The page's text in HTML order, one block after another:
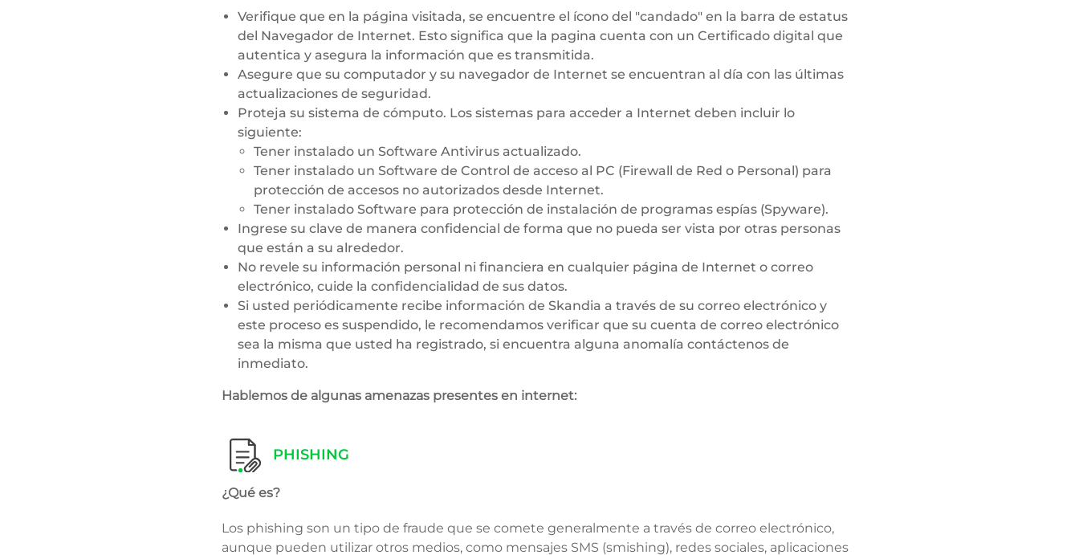
Verifique que en la página visitada, se encuentre el ícono del "candado" en la barra de estatus
del Navegador de Internet. Esto significa que la pagina cuenta con un Certificado digital que
autentica y asegura la información que es transmitida.
Asegure que su computador y su navegador de Internet se encuentran al día con las últimas
actualizaciones de seguridad.
Proteja su sistema de cómputo. Los sistemas para acceder a Internet deben incluir lo
siguiente:
Tener instalado un Software Antivirus actualizado.
Tener instalado un Software de Control de acceso al PC (Firewall de Red o Personal) para
protección de accesos no autorizados desde Internet.
Tener instalado Software para protección de instalación de programas espías (Spyware).
Ingrese su clave de manera confidencial de forma que no pueda ser vista por otras personas
que están a su alrededor.
No revele su información personal ni financiera en cualquier página de Internet o correo
electrónico, cuide la confidencialidad de sus datos.
Si usted periódicamente recibe información de Skandia a través de su correo electrónico y
este proceso es suspendido, le recomendamos verificar que su cuenta de correo electrónico
sea la misma que usted ha registrado, si encuentra alguna anomalía contáctenos de
inmediato.
Hablemos de algunas amenazas presentes en internet:
PHISHING
¿Qué es?
Los phishing son un tipo de fraude que se comete generalmente a través de correo electrónico,
aunque pueden utilizar otros medios, como mensajes SMS (smishing), redes sociales, aplicaciones